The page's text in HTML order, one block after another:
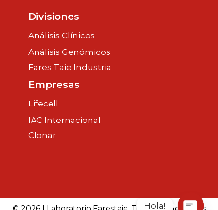
Divisiones
Análisis Clínicos
Análisis Genómicos
Fares Taie Industria
Empresas
Lifecell
IAC Internacional
Clonar
Hola!